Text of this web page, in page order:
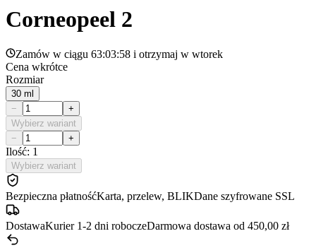
Corneopeel 2
Zamów w ciągu 63:03:58 i otrzymaj w wtorek
Cena wkrótce
Rozmiar
30 ml
−
+
Wybierz wariant
−
+
Ilość: 1
Wybierz wariant
Bezpieczna płatnośćKarta, przelew, BLIKDane szyfrowane SSL
DostawaKurier 1-2 dni roboczeDarmowa dostawa od 450,00 zł